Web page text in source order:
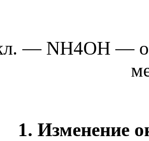
— NH4OH —
1. Изменение